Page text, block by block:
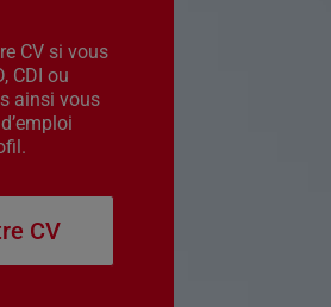
CV si vous
CDI ou
ainsi vous
CV